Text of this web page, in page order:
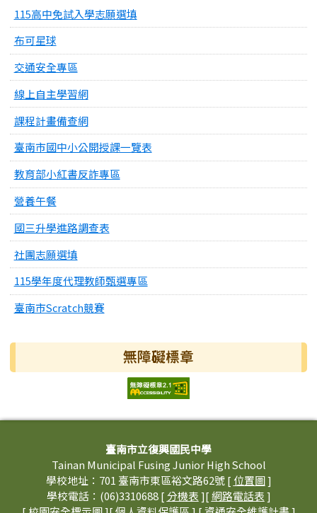
115高中免試入學志願選填
布可星球
交通安全專區
線上自主學習網
課程計畫備查網
臺南市國中小公開授課一覽表
教育部小紅書反詐專區
營養午餐
國三升學進路調查表
社團志願選填
115學年度代理教師甄選專區
臺南市Scratch競賽
無障礙標章
頁尾區域內容臺南市立復興國民中學
Tainan Municipal Fusing Junior High School
學校地址：701 臺南市東區裕文路62號 [ 位置圖]
學校電話：(06)3310688 [分機表][網路電話表]